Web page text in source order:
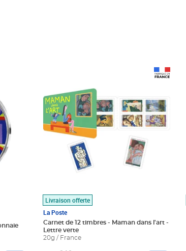
Livraison offerte
La Poste
Carnet de 12 timbres - Maman dans l'art -
Lettre verte
20g / France